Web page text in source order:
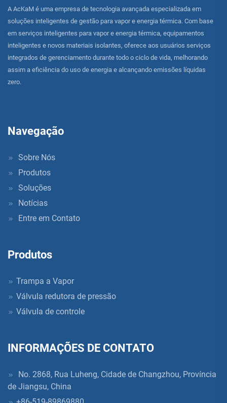
A AcKaM é uma empresa de tecnologia avançada especializada em
soluções inteligentes de gestão para vapor e energia térmica. Com base
em serviços inteligentes para vapor e energia térmica, equipamentos
inteligentes e novos materiais isolantes, oferece aos usuários serviços
integrados de gerenciamento durante todo o ciclo de vida, melhorando
assim a eficiência do uso de energia e alcançando emissões líquidas
zero.
Navegação
Sobre Nós
Produtos
Soluções
Notícias
Entre em Contato
Produtos
Trampa a Vapor
Válvula redutora de pressão
Válvula de controle
INFORMAÇÕES DE CONTATO
No. 2868, Rua Luheng, Cidade de Changzhou, Província
de Jiangsu, China